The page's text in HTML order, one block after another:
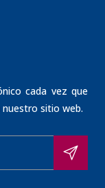
cada vez que
sitio web.